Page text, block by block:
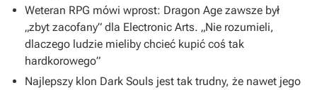
Weteran RPG mówi wprost: Dragon Age zawsze był
„zbyt zacofany” dla Electronic Arts. „Nie rozumieli,
dlaczego ludzie mieliby chcieć kupić coś tak
hardkorowego”
Najlepszy klon Dark Souls jest tak trudny, że nawet jego